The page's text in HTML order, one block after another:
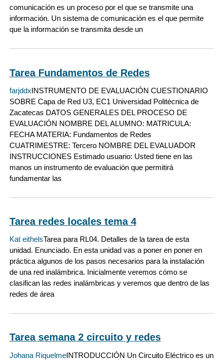
comunicación es un proceso por el que se transmite una
información. Un sistema de comunicación es el que permite
que la información se transmita desde un
Tarea Fundamentos de Redes
farjddxINSTRUMENTO DE EVALUACIÓN CUESTIONARIO
SOBRE Capa de Red U3, EC1 Universidad Politécnica de
Zacatecas DATOS GENERALES DEL PROCESO DE
EVALUACIÓN NOMBRE DEL ALUMNO: MATRICULA:
FECHA MATERIA: Fundamentos de Redes
CUATRIMESTRE: Tercero NOMBRE DEL EVALUADOR
INSTRUCCIONES Estimado usuario: Usted tiene en las
manos un instrumento de evaluación que permitirá
fundamentar las
Tarea redes locales tema 4
Kat eithelsTarea para RL04. Detalles de la tarea de esta
unidad. Enunciado. En esta unidad vas a poner en poner en
práctica algunos de los pasos necesarios para la instalación
de una red inalámbrica. Inicialmente veremos cómo se
clasifican las redes inalámbricas y veremos que dentro de las
redes de área
Tarea semana 2 circuito y redes
Johana RiquelmeINTRODUCCIÓN Un Circuito Eléctrico es un